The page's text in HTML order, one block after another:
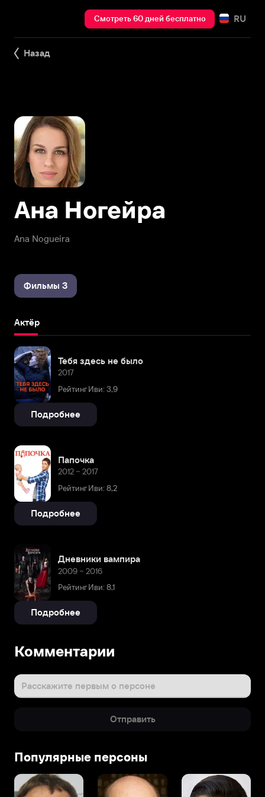
Смотреть 60 дней бесплатно RU
Назад
Ana Nogueira
Ана Ногейра
Фильмы 3
Актёр
Тебя здесь не было
2017
Рейтинг Иви: 3,9
Подробнее
Папочка
2012 – 2017
Рейтинг Иви: 8,2
Подробнее
Дневники вампира
2009 – 2016
Рейтинг Иви: 8,1
Подробнее
Комментарии
Расскажите первым о персоне
Отправить
Популярные персоны